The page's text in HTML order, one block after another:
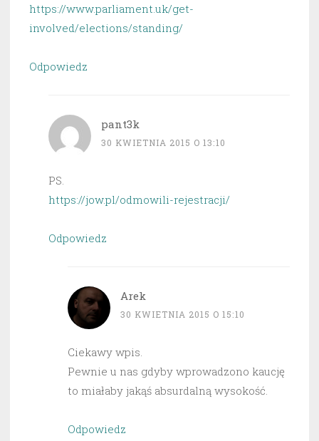
https://www.parliament.uk/get-
involved/elections/standing/
Odpowiedz
pant3k
30 KWIETNIA 2015 O 13:10
PS.
https://jow.pl/odmowili-rejestracji/
Odpowiedz
Arek
30 KWIETNIA 2015 O 15:10
Ciekawy wpis.
Pewnie u nas gdyby wprowadzono kaucję
to miałaby jakąś absurdalną wysokość.
Odpowiedz